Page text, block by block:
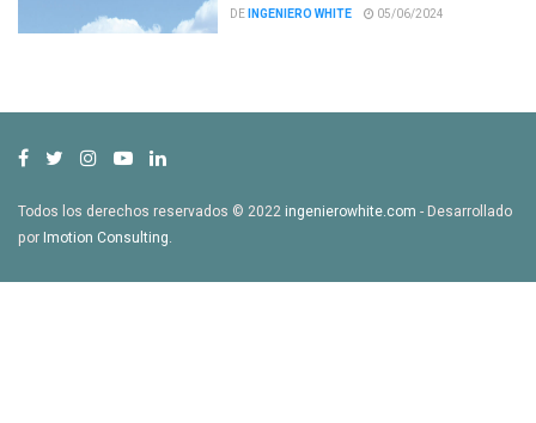
DEINGENIERO WHITE 05/06/2024
Todos los derechos reservados © 2022ingenierowhite.com - Desarrollado
porImotion Consulting.